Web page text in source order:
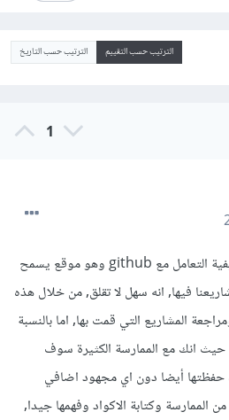
الترتيب حسب التقييم الترتيب حسب التاريخ
1
سوف يتم خلال المسار تعلم كيفية التعامل مع github وهو موقع يسمح
فيها, انه سهل لا تقلق, من خلال هذه
المشاريع التي قمت بها, اما بالنسبة
حيث انك مع الممارسة الكثيرة سوف
أيضا دون اي مجهود اضافي
الممارسة وكتابة الاكواد وفهمها جيدا,